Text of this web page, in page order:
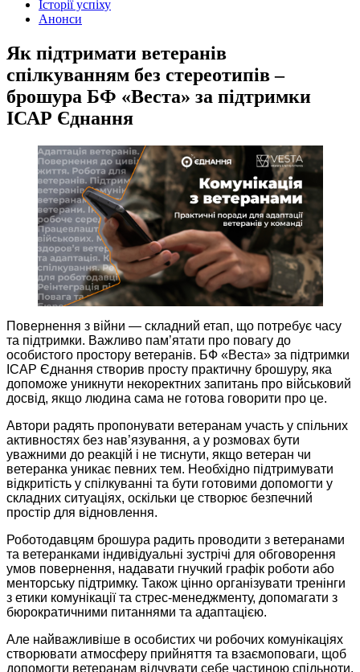
Історії успіху
Анонси
Як підтримати ветеранів
спілкуванням без стереотипів –
брошура БФ «Веста» за підтримки
ІСАР Єднання
Повернення з війни — складний етап, що потребує часу
та підтримки. Важливо пам’ятати про повагу до
особистого простору ветеранів. БФ «Веста» за підтримки
ІСАР Єднання створив просту практичну брошуру, яка
допоможе уникнути некоректних запитань про військовий
досвід, якщо людина сама не готова говорити про це.
Автори радять пропонувати ветеранам участь у спільних
активностях без нав’язування, а у розмовах бути
уважними до реакцій і не тиснути, якщо ветеран чи
ветеранка уникає певних тем. Необхідно підтримувати
відкритість у спілкуванні та бути готовими допомогти у
складних ситуаціях, оскільки це створює безпечний
простір для відновлення.
Роботодавцям брошура радить проводити з ветеранами
та ветеранками індивідуальні зустрічі для обговорення
умов повернення, надавати гнучкий графік роботи або
менторську підтримку. Також цінно організувати тренінги
з етики комунікації та стрес-менеджменту, допомагати з
бюрократичними питаннями та адаптацією.
Але найважливіше в особистих чи робочих комунікаціях
створювати атмосферу прийняття та взаємоповаги, щоб
допомогти ветеранам відчувати себе частиною спільноти,